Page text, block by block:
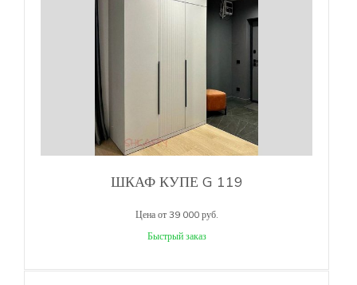
ШКАФ КУПЕ G 119
Цена от 39 000 руб.
Быстрый заказ